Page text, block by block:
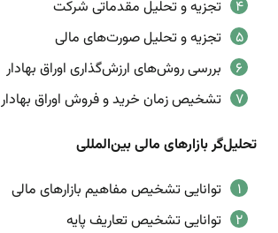
تجزیه و تحلیل مقدماتی شرکت
تجزیه و تحلیل صورت‌های مالی
بررسی روش‌های ارزش‌گذاری اوراق بهادار
تشخیص زمان خرید و فروش اوراق بهادار
تحلیل‌گر بازارهای مالی بین‌المللی
توانایی تشخیص مفاهیم بازار‌های مالی
توانایی تشخیص تعاریف پایه